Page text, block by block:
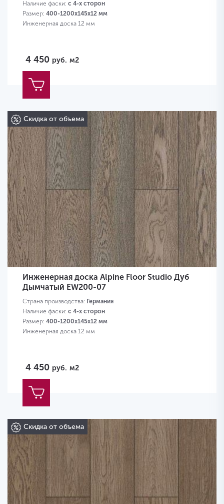
Наличие фаски: с 4-х сторон
Размер: 400-1200х145х12 мм
Инженерная доска 12 мм
4 450 руб. м2
Скидка от объема
Инженерная доска Alpine Floor Studio Дуб
Дымчатый EW200-07
Страна производства: Германия
Наличие фаски: с 4-х сторон
Размер: 400-1200х145х12 мм
Инженерная доска 12 мм
4 450 руб. м2
Скидка от объема